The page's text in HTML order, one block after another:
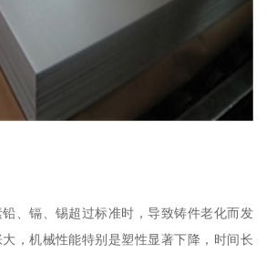
、镉、锡超过标准时，导致铸件老化而发
，机械性能特别是塑性显著下降，时间长